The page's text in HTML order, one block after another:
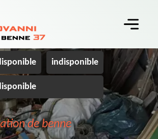
indisponible
de benne